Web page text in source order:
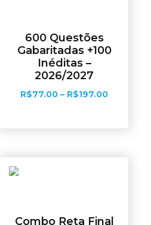
600 Questões
Gabaritadas +100
Inéditas –
2026/2027
R$77.00 – R$197.00
Combo Reta Final